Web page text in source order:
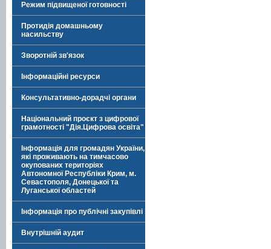
Режим підвищеної готовності
Протидія домашньому
насильству
Зворотній зв'язок
Інформаційні ресурси
Консультативно-дорадчі органи
Національний проєкт з цифрової
грамотності "Дія.Цифрова освіта"
Інформація для громадян України,
які проживають на тимчасово
окупованих територіях
Автономної Республіки Крим, м.
Севастополя, Донецької та
Луганської областей
Інформація про публічні закупівлі
Внутрішній аудит